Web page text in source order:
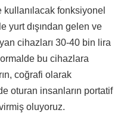
fonksiyonel
yurt dışından gelen ve
cihazları 30-40 bin lira
bu cihazlara
coğrafi olarak
oturan insanların portatif
oluyoruz.